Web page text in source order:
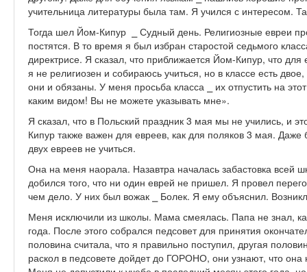
учительница литературы была там. Я учился с интересом.
Тогда шел Йом-Кипур ⎯ Судный день. Религиозные евреи
постятся. В то время я был избран старостой седьмого
директрисе. Я сказал, что приближается Йом-Кипур, что
я не религиозен и собираюсь учиться, но в классе есть
они и обязаны. У меня просьба класса ⎯ их отпустить на
каким видом! Вы не можете указывать мне».
Я сказал, что в Польский праздник 3 мая мы не учились, и
Кипур также важен для евреев, как для поляков 3 мая.
двух евреев не учиться.
Она на меня наорала. Назавтра началась забастовка всей
добился того, что ни один еврей не пришел. Я провел
чем дело. У них был вожак ⎯ Болек. Я ему объяснил.
Меня исключили из школы. Мама смеялась. Папа не знал,
года. После этого собрался педсовет для принятия
половина считала, что я правильно поступил, другая
раскол в педсовете дойдет до ГОРОНО, они узнают, что она